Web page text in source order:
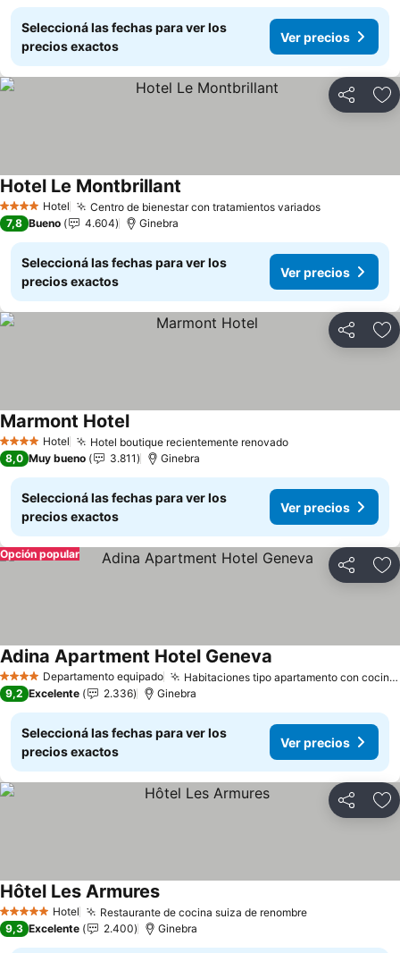
Seleccioná las fechas para ver los
precios exactos
Ver precios
Compartir
4 EstrellasHotel Centro de bienestar con tratamientos variados
Hotel Le Montbrillant
7,8 Bueno 4.604 Ginebra
Seleccioná las fechas para ver los
precios exactos
Ver precios
Compartir
4 EstrellasHotel Hotel boutique recientemente renovado
Marmont Hotel
8,0 Muy bueno 3.811 Ginebra
Seleccioná las fechas para ver los
precios exactos
Ver precios
Compartir
Opción popular
4 EstrellasDepartamento equipado Habitaciones tipo apartamento con cocina completa
Adina Apartment Hotel Geneva
9,2 Excelente 2.336 Ginebra
Seleccioná las fechas para ver los
precios exactos
Ver precios
Compartir
5 Estrellas Hotel Restaurante de cocina suiza de renombre
Hôtel Les Armures
9,3 Excelente 2.400 Ginebra